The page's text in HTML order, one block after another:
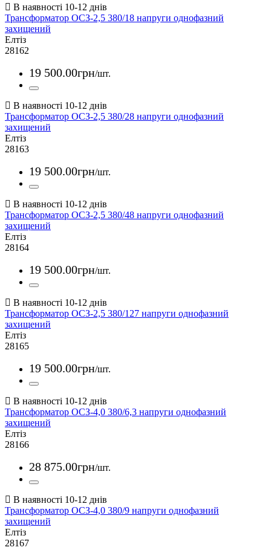
Трансформатор ОСЗ-2,5 380/18 напруги однофазний
захищений
Елтіз
28162
19 500.00грн/шт.
Трансформатор ОСЗ-2,5 380/28 напруги однофазний
захищений
Елтіз
28163
19 500.00грн/шт.
Трансформатор ОСЗ-2,5 380/48 напруги однофазний
захищений
Елтіз
28164
19 500.00грн/шт.
Трансформатор ОСЗ-2,5 380/127 напруги однофазний
захищений
Елтіз
28165
19 500.00грн/шт.
Трансформатор ОСЗ-4,0 380/6,3 напруги однофазний
захищений
Елтіз
28166
28 875.00грн/шт.
Трансформатор ОСЗ-4,0 380/9 напруги однофазний
захищений
Елтіз
28167